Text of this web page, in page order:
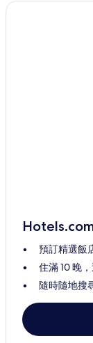
預訂精選飯
住滿 10 晚
隨時隨地搜